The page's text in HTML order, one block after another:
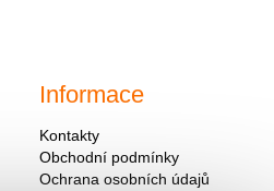
Informace
Kontakty
Obchodní podmínky
Ochrana osobních údajů